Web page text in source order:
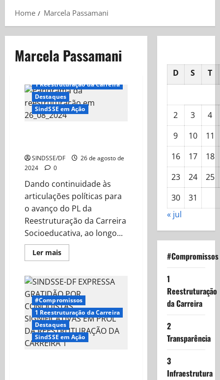
Home
Marcela Passamani
Marcela Passamani
1 Reestruturação da Carreira
Destaques
SindSSE em Ação
SINDSSE/DF
26 de agosto de
2024
0
Dando continuidade às
articulações políticas para
o avanço do PL da
Reestruturação da Carreira
Socioeducativa, ao longo...
Ler maisRead
more
da
reestruturação
em
26/08/2024
#Compromissos
1 Reestruturação da Carreira
Destaques
SindSSE em Ação
D S T
2 3
4
9
10
11
16
17
18
23
24
25
30
31
« jul
#Compromissos
1
Reestruturação
da Carreira
2
Transparência
3
Infraestrutura